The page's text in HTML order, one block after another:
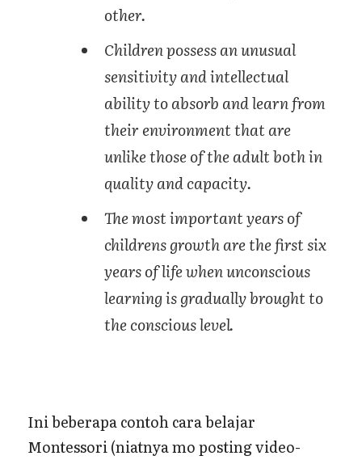
other.
Children possess an unusual
sensitivity and intellectual
ability to absorb and learn from
their environment that are
unlike those of the adult both in
quality and capacity.
The most important years of
childrens growth are the first six
years of life when unconscious
learning is gradually brought to
the conscious level.
Ini beberapa contoh cara belajar
Montessori (niatnya mo posting video-